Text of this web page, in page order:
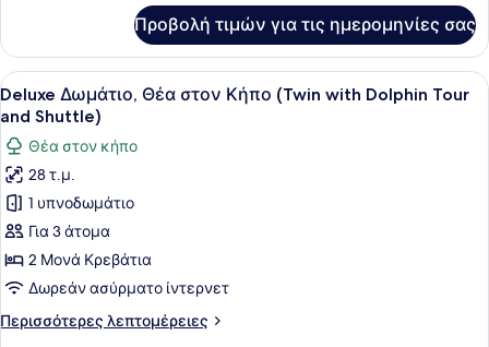
Tour
and
Shuttle)
Δωμάτιο,
Θέα
στον
Κήπο
with
Dolphin
Tour
and
Shuttle)
Προβολή τιμών για τις ημερομηνίες σας
Προβολή
όλων
των
φωτογραφιών
για
Deluxe
Δωμάτιο,
Θέα
στον
Κήπο
(Twin
Ένα δωμάτιο ξενοδοχείου με δύο
6
Deluxe Δωμάτιο, Θέα στον Κήπο (Twin with Dolphin Tour
and Shuttle)
Θέα στον κήπο
28 τ.μ.
1 υπνοδωμάτιο
Για 3 άτομα
2 Μονά Κρεβάτια
Δωρεάν ασύρματο ίντερνετ
Περισσότερες λεπτομέρειες
Περισσότερες